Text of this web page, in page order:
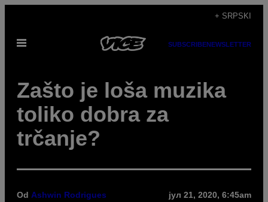
садржај
+ SRPSKI
Otvori
SUBSCRIBENEWSLETTER
Zašto je loša muzika
toliko dobra za
trčanje?
Od Ashwin Rodrigues јул 21, 2020, 6:45am